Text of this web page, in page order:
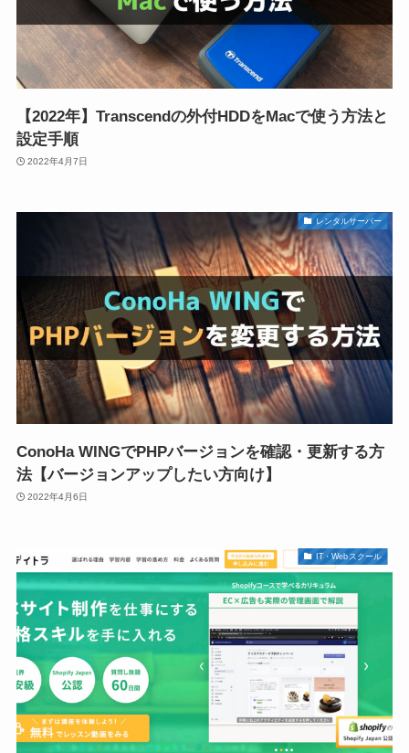
【2022年】Transcendの外付HDDをMacで使う方法と
設定手順
2022年4月7日
レンタルサーバー
ConoHa WINGでPHPバージョンを確認・更新する方
法【バージョンアップしたい方向け】
2022年4月6日
IT・Webスクール